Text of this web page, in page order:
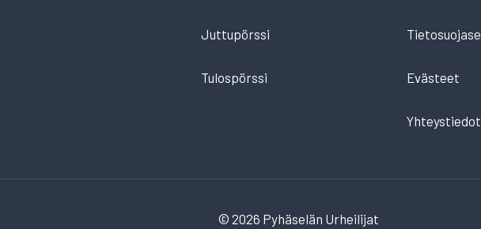
Juttupörssi
Tulospörssi Evästeet
Yhteystiedot
© 2026 Pyhäselän Urheilijat